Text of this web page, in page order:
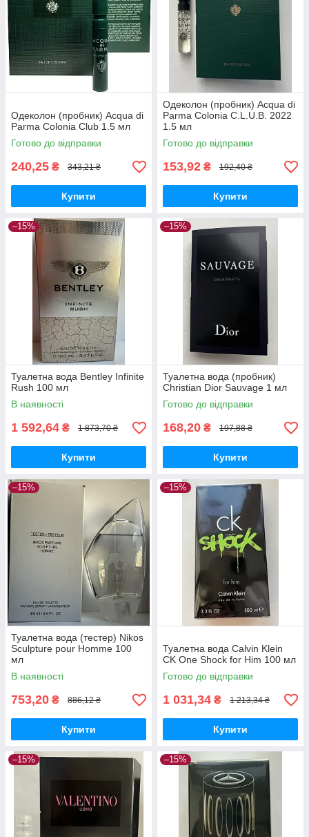
Одеколон (пробник) Acqua di
Parma Colonia Club 1.5 мл
Готово до відправки
240,25 ₴ 343,21 ₴
Купити
Одеколон (пробник) Acqua di
Parma Colonia C.L.U.B. 2022
1.5 мл
Готово до відправки
153,92 ₴ 192,40 ₴
Купити
–15%
Туалетна вода Bentley Infinite
Rush 100 мл
В наявності
1 592,64 ₴ 1 873,70 ₴
Купити
–15%
Туалетна вода (пробник)
Christian Dior Sauvage 1 мл
Готово до відправки
168,20 ₴ 197,88 ₴
Купити
–15%
Туалетна вода (тестер) Nikos
Sculpture pour Homme 100
мл
В наявності
753,20 ₴ 886,12 ₴
Купити
–15%
Туалетна вода Calvin Klein
CK One Shock for Him 100 мл
Готово до відправки
1 031,34 ₴ 1 213,34 ₴
Купити
–15% –15%